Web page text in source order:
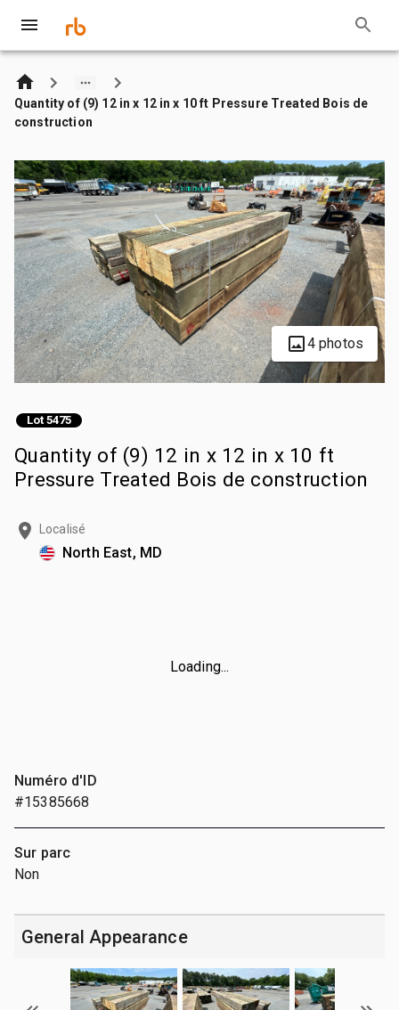
Quantity of (9) 12 in x 12 in x 10 ft Pressure Treated Bois de
construction
4 photos
Lot 5475
Quantity of (9) 12 in x 12 in x 10 ft
Pressure Treated Bois de construction
Localisé
North East, MD
Loading...
Numéro d'ID
#15385668
Sur parc
Non
General Appearance